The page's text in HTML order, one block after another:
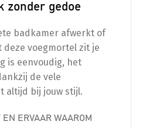
zonder gedoe
badkamer afwerkt of
deze voegmortel zit je
is eenvoudig, het
de vele
altijd bij jouw stijl.
ERVAAR WAAROM